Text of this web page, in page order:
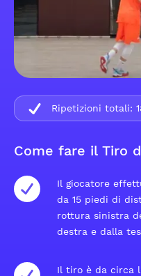
Come fare il Tiro
Il giocatore
da 15 piedi di
rottura sinistra
destra e dalla
Il tiro è da circa
Ripetizioni totali: